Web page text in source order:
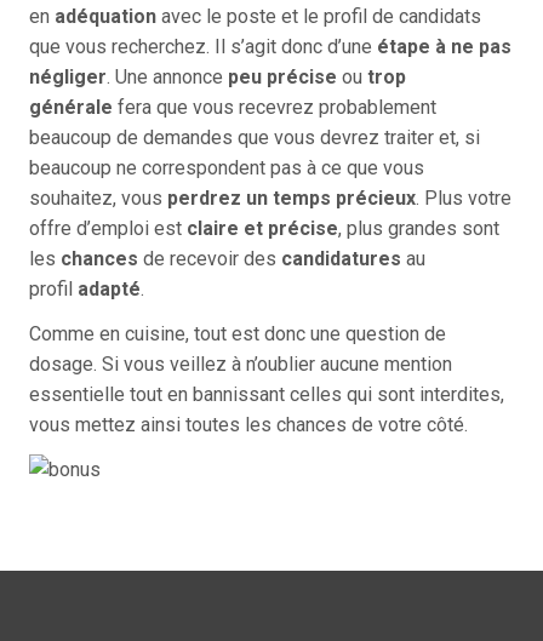
en adéquation avec le poste et le profil de candidats
que vous recherchez. Il s’agit donc d’une étape à ne pas
négliger. Une annonce peu précise ou trop
générale fera que vous recevrez probablement
beaucoup de demandes que vous devrez traiter et, si
beaucoup ne correspondent pas à ce que vous
souhaitez, vous perdrez un temps précieux. Plus votre
offre d’emploi est claire et précise, plus grandes sont
les chances de recevoir des candidatures au
profil adapté.
Comme en cuisine, tout est donc une question de
dosage. Si vous veillez à n’oublier aucune mention
essentielle tout en bannissant celles qui sont interdites,
vous mettez ainsi toutes les chances de votre côté.